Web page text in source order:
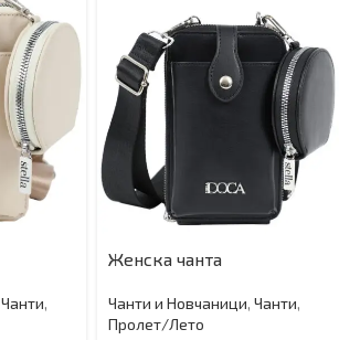
Чанти,
Женска чанта
Чанти и Новчаници, Чанти,
Пролет/Лето